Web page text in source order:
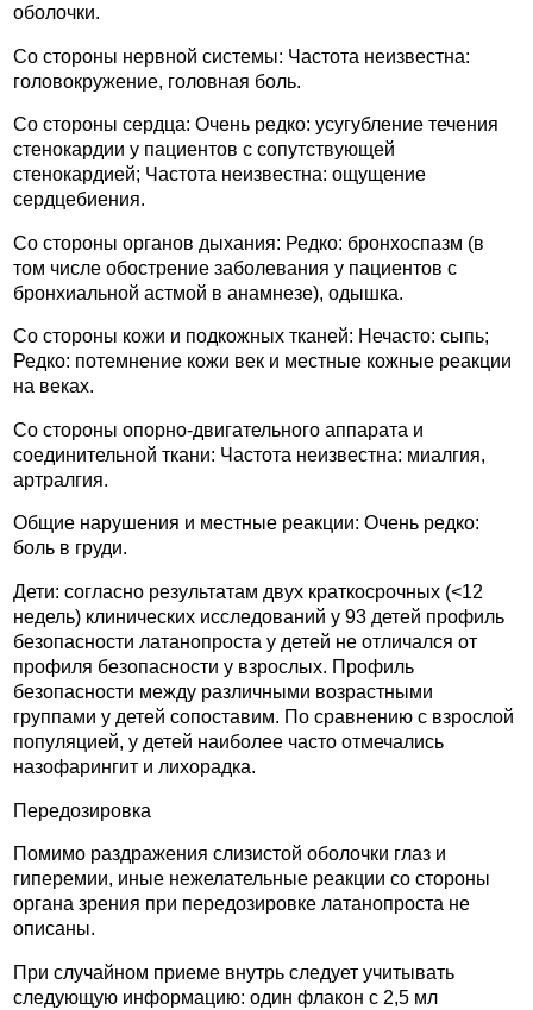
оболочки.
Со стороны нервной системы: Частота неизвестна:
головокружение, головная боль.
Со стороны сердца: Очень редко: усугубление течения
стенокардии у пациентов с сопутствующей
стенокардией; Частота неизвестна: ощущение
сердцебиения.
Со стороны органов дыхания: Редко: бронхоспазм (в
том числе обострение заболевания у пациентов с
бронхиальной астмой в анамнезе), одышка.
Со стороны кожи и подкожных тканей: Нечасто: сыпь;
Редко: потемнение кожи век и местные кожные реакции
на веках.
Со стороны опорно-двигательного аппарата и
соединительной ткани: Частота неизвестна: миалгия,
артралгия.
Общие нарушения и местные реакции: Очень редко:
боль в груди.
Дети: согласно результатам двух краткосрочных (<12
недель) клинических исследований у 93 детей профиль
безопасности латанопроста у детей не отличался от
профиля безопасности у взрослых. Профиль
безопасности между различными возрастными
группами у детей сопоставим. По сравнению с взрослой
популяцией, у детей наиболее часто отмечались
назофарингит и лихорадка.
Передозировка
Помимо раздражения слизистой оболочки глаз и
гиперемии, иные нежелательные реакции со стороны
органа зрения при передозировке латанопроста не
описаны.
При случайном приеме внутрь следует учитывать
следующую информацию: один флакон с 2,5 мл